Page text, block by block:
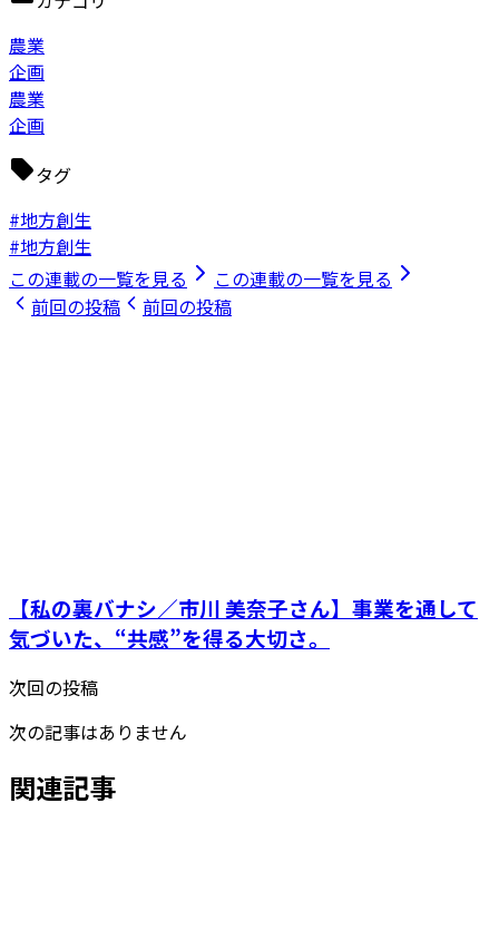
農業
企画
農業
企画
タグ
#地方創生
#地方創生
この連載の一覧を見る
この連載の一覧を見る
前回の投稿
前回の投稿
【私の裏バナシ／市川 美奈子さん】事業を通して
気づいた、“共感”を得る大切さ。
次回の投稿
次の記事はありません
関連記事